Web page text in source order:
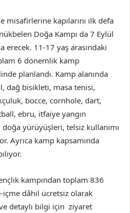
misafirlerine kapılarını ilk defa
Doğa Kampı da 7 Eylül
erecek. 11-17 yaş arasındaki
6 dönemlik kamp
planlandı. Kamp alanında
dağ bisikleti, masa tenisi,
bocce, cornhole, dart,
ebru, itfaiye yangın
yürüyüşleri, telsiz kullanımı
Ayrıca kamp kapsamında
kampından toplam 836
dâhil ücretsiz olarak
detaylı bilgi için ziyaret